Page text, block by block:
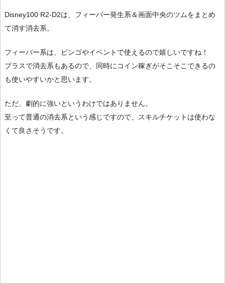
Disney100 R2-D2は、フィーバー発生系＆画面中央のツムをまとめ
て消す消去系。
フィーバー系は、ビンゴやイベントで使えるので嬉しいですね！
プラスで消去系もあるので、同時にコイン稼ぎがそこそこできるの
も使いやすいかと思います。
ただ、劇的に強いというわけではありません。
至って普通の消去系という感じですので、スキルチケットは使わな
くて良さそうです。